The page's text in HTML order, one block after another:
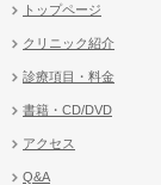
トップページ
クリニック紹介
診療項目・料金
書籍・CD/DVD
アクセス
Q&A